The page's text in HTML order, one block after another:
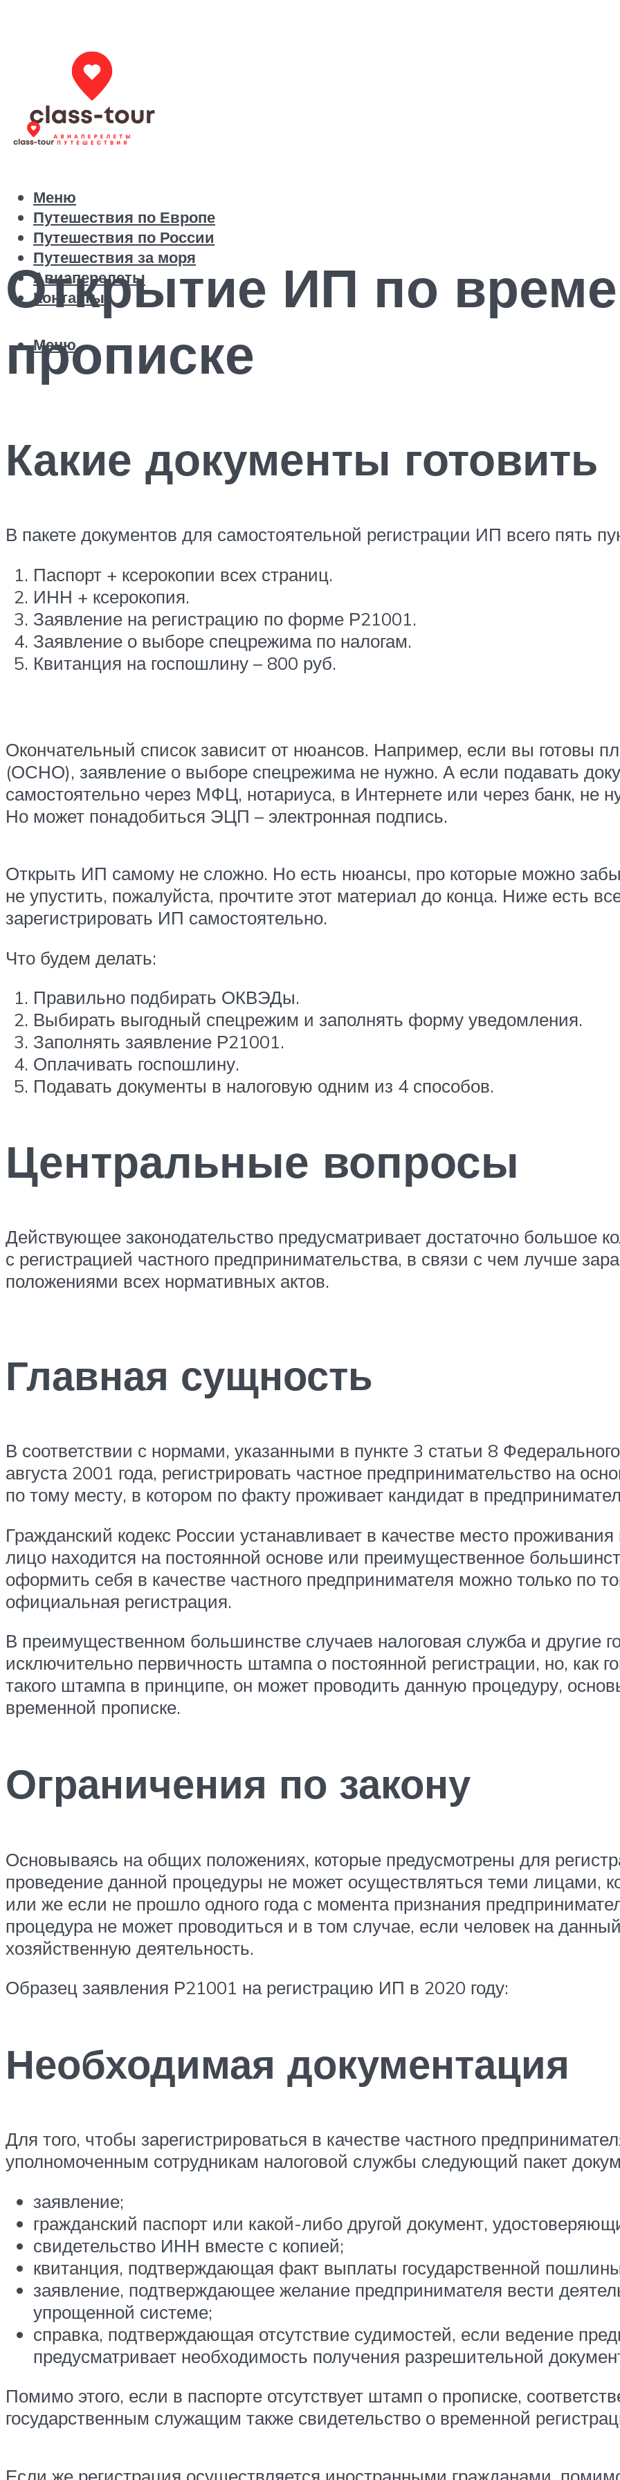
Путешествия по Европе
Путешествия по России
Путешествия за моря
Авиаперелеты
Контакты
Меню
Меню
Открытие ИП по
прописке
Какие документы готовить
В пакете документов для самостоятельной регистрации ИП всего пять
Паспорт + ксерокопии всех страниц.
ИНН + ксерокопия.
Заявление на регистрацию по форме Р21001.
Заявление о выборе спецрежима по налогам.
Квитанция на госпошлину – 800 руб.
Окончательный список зависит от нюансов. Например, если вы готовы
(ОСНО), заявление о выборе спецрежима не нужно. А если подавать
самостоятельно через МФЦ, нотариуса, в Интернете или через банк, не
Но может понадобиться ЭЦП – электронная подпись.
Открыть ИП самому не сложно. Но есть нюансы, про которые можно
не упустить, пожалуйста, прочтите этот материал до конца. Ниже есть
зарегистрировать ИП самостоятельно.
Что будем делать:
Правильно подбирать ОКВЭДы.
Выбирать выгодный спецрежим и заполнять форму уведомления.
Заполнять заявление Р21001.
Оплачивать госпошлину.
Подавать документы в налоговую одним из 4 способов.
Центральные вопросы
Действующее законодательство предусматривает достаточно большое
с регистрацией частного предпринимательства, в связи с чем лучше
положениями всех нормативных актов.
Главная сущность
В соответствии с нормами, указанными в пункте 3 статьи 8
августа 2001 года, регистрировать частное предпринимательство на
по тому месту, в котором по факту проживает кандидат в
Гражданский кодекс России устанавливает в качестве место
лицо находится на постоянной основе или преимущественное
оформить себя в качестве частного предпринимателя можно только по
официальная регистрация.
В преимущественном большинстве случаев налоговая служба и другие
исключительно первичность штампа о постоянной регистрации, но, как
такого штампа в принципе, он может проводить данную процедуру,
временной прописке.
Ограничения по закону
Основываясь на общих положениях, которые предусмотрены для
проведение данной процедуры не может осуществляться теми лицами,
или же если не прошло одного года с момента признания
процедура не может проводиться и в том случае, если человек на
хозяйственную деятельность.
Образец заявления Р21001 на регистрацию ИП в 2020 году:
Необходимая документация
Для того, чтобы зарегистрироваться в качестве частного
уполномоченным сотрудникам налоговой службы следующий пакет
заявление;
гражданский паспорт или какой-либо другой документ,
свидетельство ИНН вместе с копией;
квитанция, подтверждающая факт выплаты государственной
заявление, подтверждающее желание предпринимателя вести
упрощенной системе;
справка, подтверждающая отсутствие судимостей, если ведение
предусматривает необходимость получения разрешительной
Помимо этого, если в паспорте отсутствует штамп о прописке,
государственным служащим также свидетельство о временной